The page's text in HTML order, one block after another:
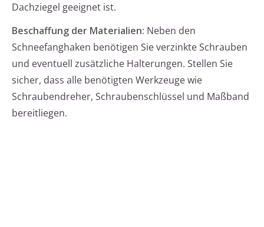
Dachziegel geeignet ist.
Beschaffung der Materialien: Neben den
Schneefanghaken benötigen Sie verzinkte Schrauben
und eventuell zusätzliche Halterungen. Stellen Sie
sicher, dass alle benötigten Werkzeuge wie
Schraubendreher, Schraubenschlüssel und Maßband
bereitliegen.